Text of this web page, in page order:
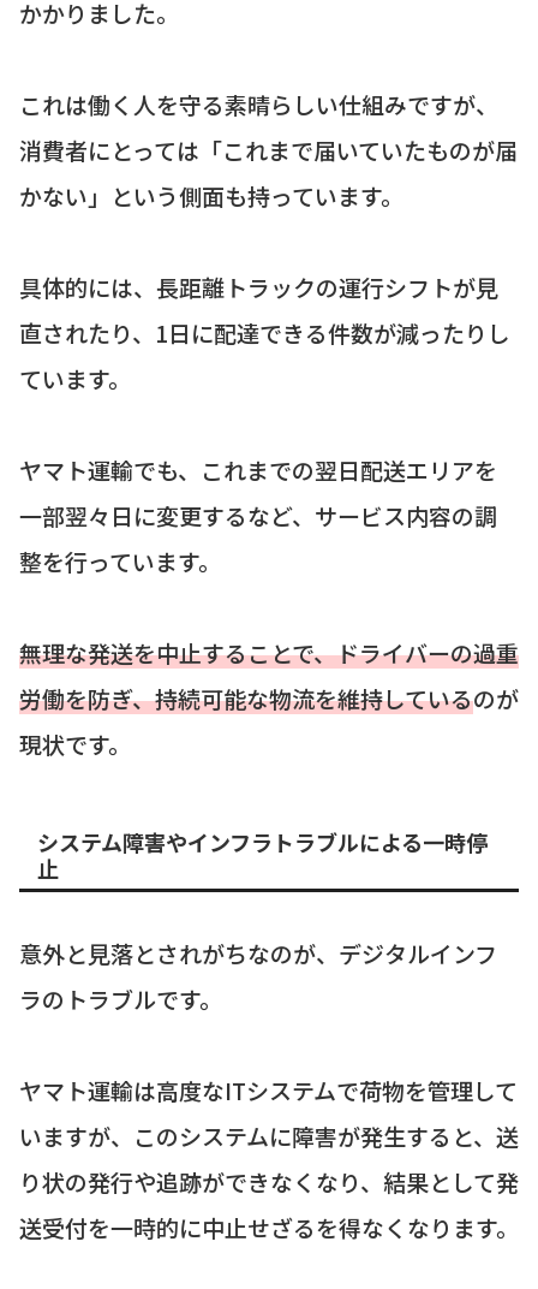
かかりました。
これは働く人を守る素晴らしい仕組みですが、
消費者にとっては「これまで届いていたものが届
かない」という側面も持っています。
具体的には、長距離トラックの運行シフトが見
直されたり、1日に配達できる件数が減ったりし
ています。
ヤマト運輸でも、これまでの翌日配送エリアを
一部翌々日に変更するなど、サービス内容の調
整を行っています。
無理な発送を中止することで、ドライバーの過重
労働を防ぎ、持続可能な物流を維持しているのが
現状です。
システム障害やインフラトラブルによる一時停
止
意外と見落とされがちなのが、デジタルインフ
ラのトラブルです。
ヤマト運輸は高度なITシステムで荷物を管理して
いますが、このシステムに障害が発生すると、送
り状の発行や追跡ができなくなり、結果として発
送受付を一時的に中止せざるを得なくなります。